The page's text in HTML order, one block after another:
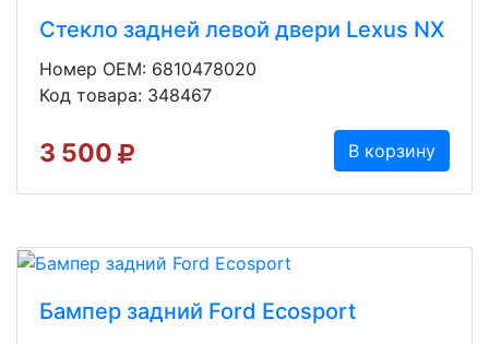
Стекло задней левой двери Lexus NX
Номер OEM: 6810478020
Код товара: 348467
3 500 В корзину
Бампер задний Ford Ecosport